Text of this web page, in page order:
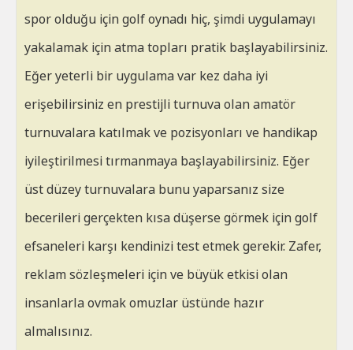
spor olduğu için golf oynadı hiç, şimdi uygulamayı
yakalamak için atma topları pratik başlayabilirsiniz.
Eğer yeterli bir uygulama var kez daha iyi
erişebilirsiniz en prestijli turnuva olan amatör
turnuvalara katılmak ve pozisyonları ve handikap
iyileştirilmesi tırmanmaya başlayabilirsiniz. Eğer
üst düzey turnuvalara bunu yaparsanız size
becerileri gerçekten kısa düşerse görmek için golf
efsaneleri karşı kendinizi test etmek gerekir. Zafer,
reklam sözleşmeleri için ve büyük etkisi olan
insanlarla ovmak omuzlar üstünde hazır
almalısınız.